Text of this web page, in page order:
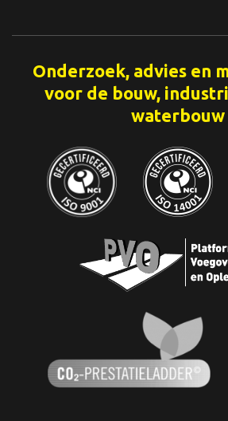
Onderzoek, advies en
voor de bouw,
waterbouw